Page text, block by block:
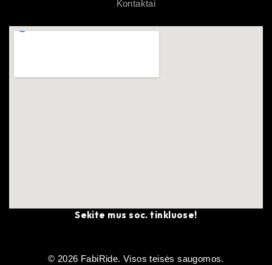
Kontaktai
Sekite mus soc. tinkluose!
© 2026 FabiRide. Visos teisės saugomos.